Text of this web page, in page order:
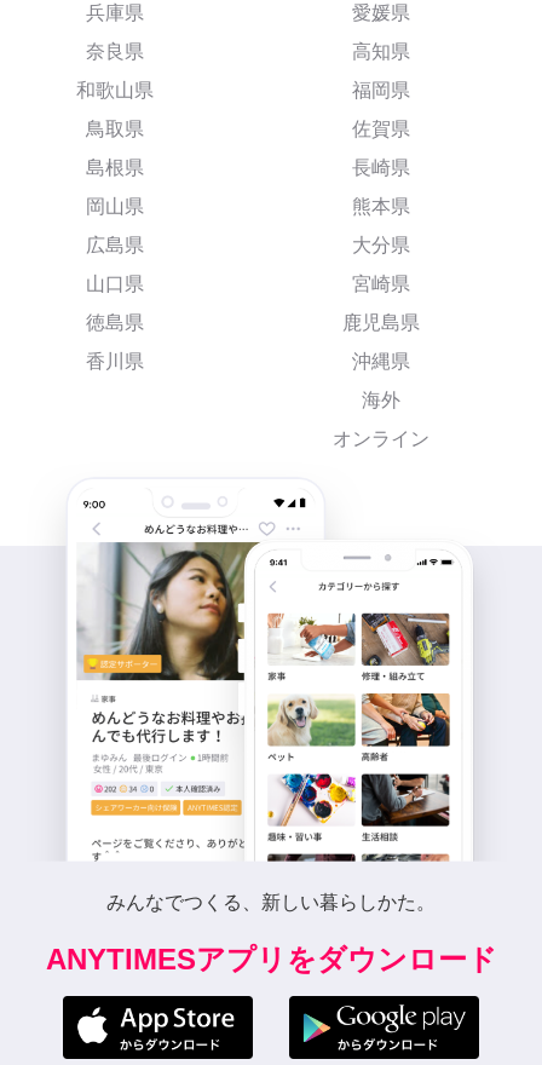
兵庫県
奈良県
和歌山県
鳥取県
島根県
岡山県
広島県
山口県
徳島県
香川県
愛媛県
高知県
福岡県
佐賀県
長崎県
熊本県
大分県
宮崎県
鹿児島県
沖縄県
海外
オンライン
みんなでつくる、新しい暮らしかた。
ANYTIMESアプリをダウンロード